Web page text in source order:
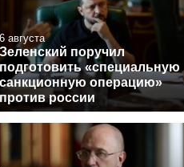
6 августа
Зеленский поручил
подготовить «специальную
санкционную операцию»
против россии